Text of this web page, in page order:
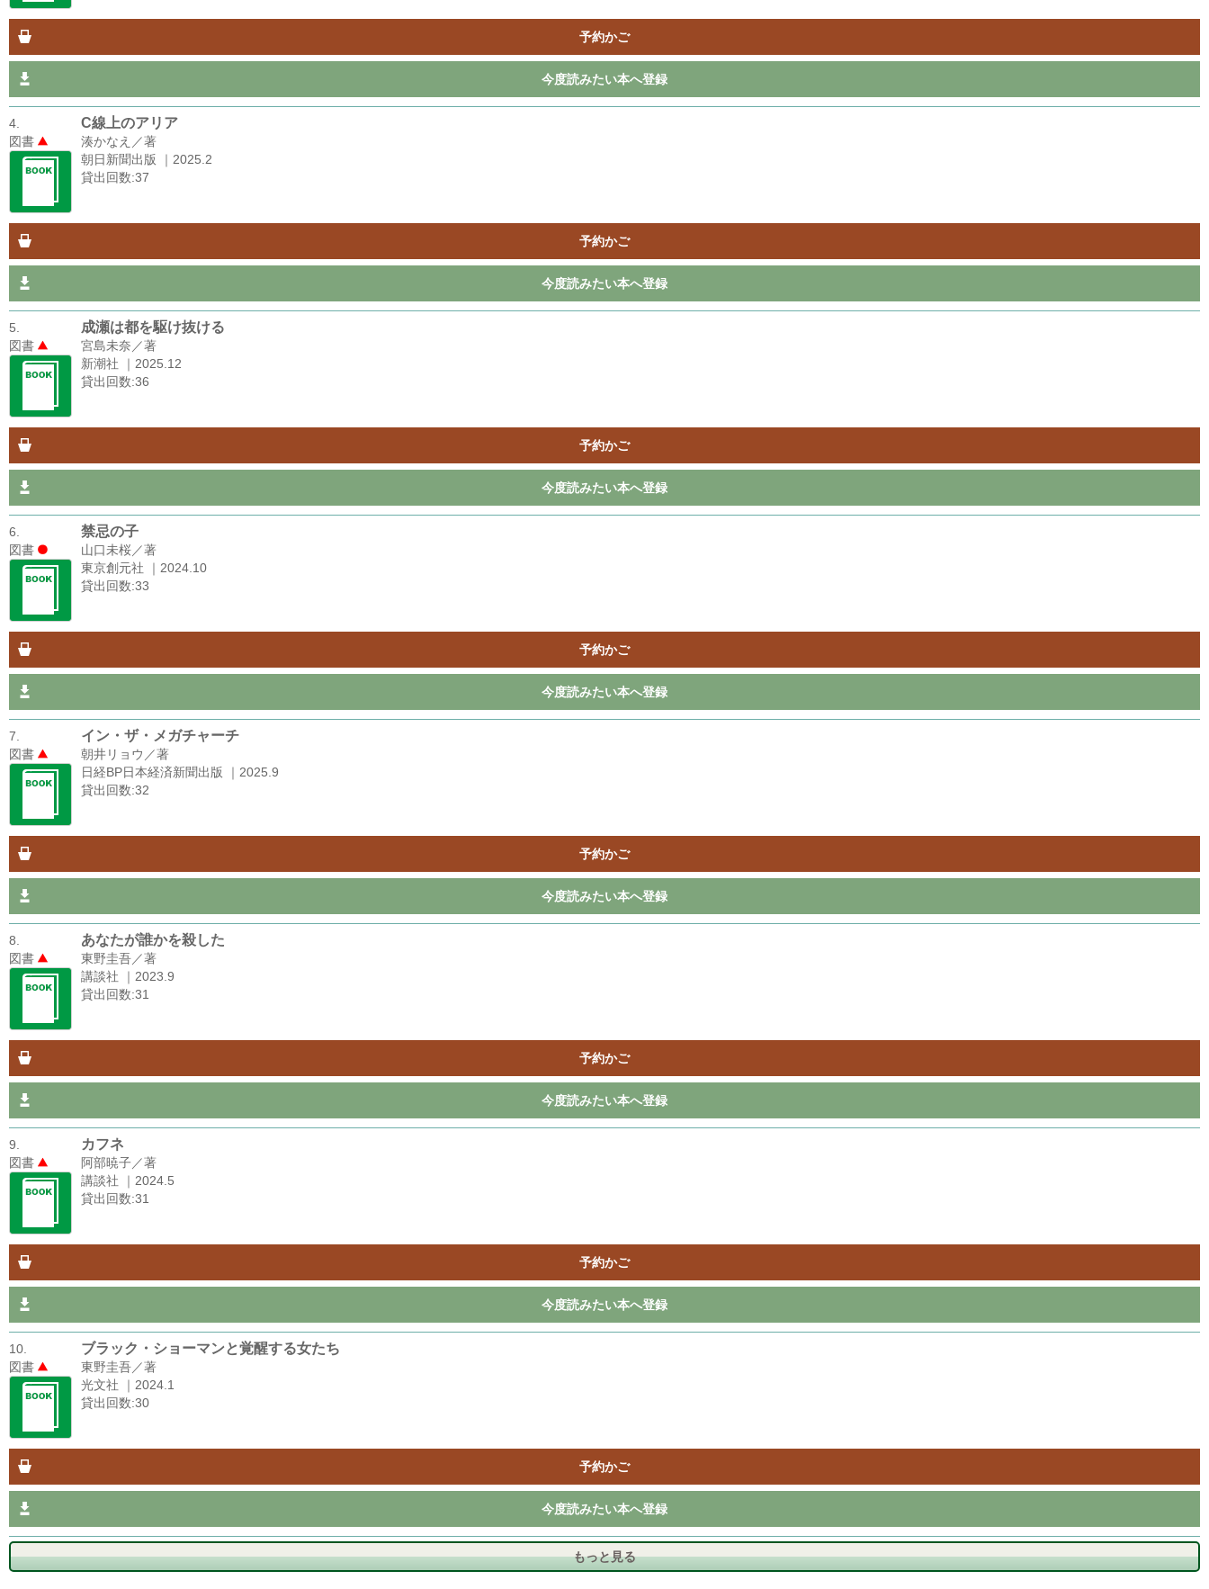
予約かご
今度読みたい本へ登録
4.
図書
C線上のアリア
湊かなえ／著
朝日新聞出版 ｜2025.2
貸出回数:37
予約かご
今度読みたい本へ登録
5.
図書
成瀬は都を駆け抜ける
宮島未奈／著
新潮社 ｜2025.12
貸出回数:36
予約かご
今度読みたい本へ登録
6.
図書
禁忌の子
山口未桜／著
東京創元社 ｜2024.10
貸出回数:33
予約かご
今度読みたい本へ登録
7.
図書
イン・ザ・メガチャーチ
朝井リョウ／著
日経BP日本経済新聞出版 ｜2025.9
貸出回数:32
予約かご
今度読みたい本へ登録
8.
図書
あなたが誰かを殺した
東野圭吾／著
講談社 ｜2023.9
貸出回数:31
予約かご
今度読みたい本へ登録
9.
図書
カフネ
阿部暁子／著
講談社 ｜2024.5
貸出回数:31
予約かご
今度読みたい本へ登録
10.
図書
ブラック・ショーマンと覚醒する女たち
東野圭吾／著
光文社 ｜2024.1
貸出回数:30
予約かご
今度読みたい本へ登録
もっと見る